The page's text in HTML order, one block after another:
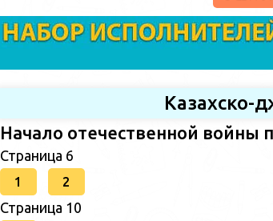
Казахско-
Начало отечественной войны
Страница 6
1 2
Страница 10